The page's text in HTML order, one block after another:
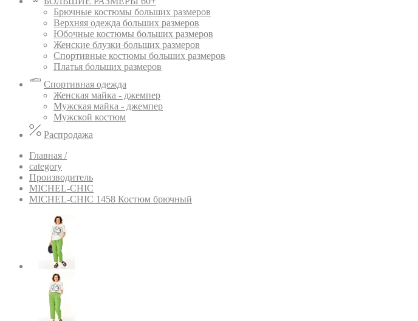
Брючные костюмы больших размеров
Верхняя одежда больших размеров
Юбочные костюмы больших размеров
Женские блузки больших размеров
Спортивные костюмы больших размеров
Платья больших размеров
Спортивная одежда
Женская майка - джемпер
Мужская майка - джемпер
Мужской костюм
Распродажа
Главная /
category
Производитель
MICHEL-CHIC
MICHEL-CHIC 1458 Костюм брючный